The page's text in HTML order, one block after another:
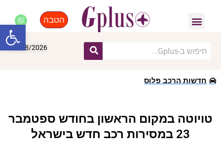
הטבה
07/08/2026
חדשות הרכב פלוס
טויוטה במקום הראשון בחודש ספטמבר
23 במסירות רכב חדש בישראל
פתח